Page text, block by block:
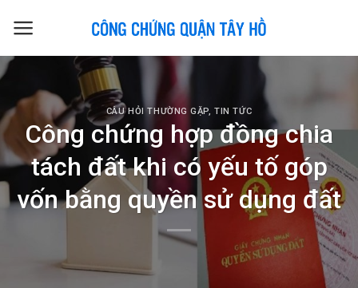
CÂU HỎI THƯỜNG GẶP,TIN TỨC
Công chứng hợp đồng chia
tách đất khi có yếu tố góp
vốn bằng quyền sử dụng đất